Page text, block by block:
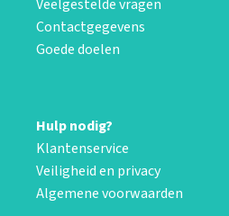
Veelgestelde vragen
Contactgegevens
Goede doelen
Hulp nodig?
Klantenservice
Veiligheid en privacy
Algemene voorwaarden